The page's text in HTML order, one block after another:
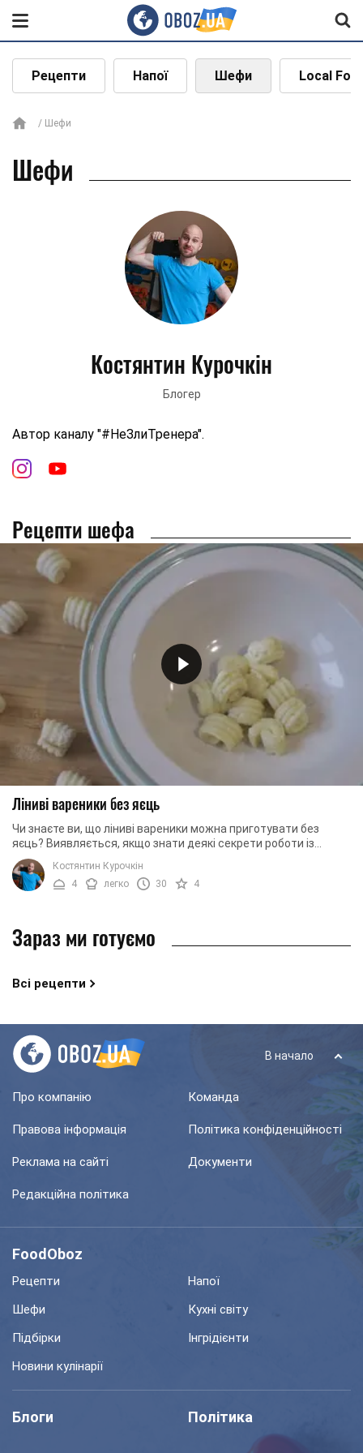
Рецепти Напої Шефи Local
Шефи
Шефи
Костянтин Курочкін
Блогер
Автор каналу "#НеЗлиТренера".
Рецепти шефа
Ліниві вареники без яєць
Чи знаєте ви, що ліниві вареники можна приготувати без
яєць? Виявляється, якщо знати деякі секрети роботи із
сиром, можна зробити так, що вареники ...
Костянтин Курочкін
4
легко 30 4
Зараз ми готуємо
Всі рецепти
В начало
Про компанію Команда
Правова інформація Політика конфіденційності
Реклама на сайті Документи
Редакційна політика
FoodOboz
Рецепти
Напої
Шефи
Кухні світу
Підбірки
Інгрідієнти
Новини кулінарії
Блоги Політика